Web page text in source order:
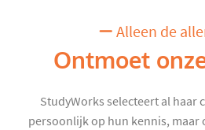
Alleen de
Ontmoet
StudyWorks selecteert al haar
persoonlijk op hun kennis, maar